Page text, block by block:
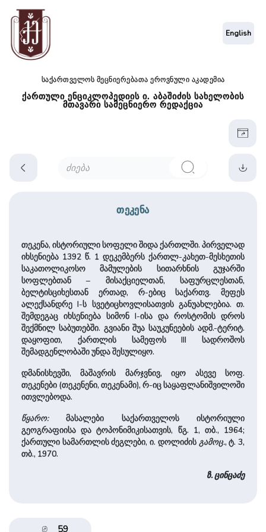
საქართველოს მეცნიერებათა ეროვნული აკადემია
ქართული ენციკლოპედიის ი. აბაშიძის სახელობის
მთავარი სამეცნიერო რედაქცია
English
თეკენა
თეკენა, ისტორიული სოფელი შიდა ქართლში. პირველად
იხსენიება 1392 წ. 1 დეკემბერს ქართლ-კახეთ-მესხეთის
საკათოლიკოსო მამულების სითარხნის გუჯარში
სოფლებთან – მისაქციელთან, საფურცლესთან,
ბელტისციხესთან ერთად, რ-ებიც საქართვ. მეფეს
ალექსანდრე I-ს სვეტიცხოვლისათვის განუახლებია. თ.
შემდეგაც იხსენიება სიმონ I-ისა და როსტომის დროს
შექმნილ საბუთებში. გვიანი შუა საუკუნეების ადმ.-ტერიტ.
დაყოფით, ქართლის სამეფოს III სადროშოს
შემადგენლობაში უნდა შესულიყო.
დმანისხევში, მაშავრის მარჯვნივ, იყო ასევე სოფ.
თეკენები (თეკენენი, თეკენამი), რ-იც საყაფლანიშვილოში
ითვლებოდა.
წყარო:მასალები საქართველოს ისტორიული
გეოგრაფიისა და ტოპონიმიკისათვის, წგ. 1, თბ., 1964;
ქართული სამართლის ძეგლები, ი. დოლიძის გამოც., ტ. 3,
თბ., 1970.
ზ. ცინცაძე
59